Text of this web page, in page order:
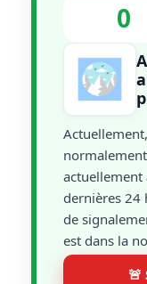
0
Actuellement,
actuellement
dernières 24
de
est dans la